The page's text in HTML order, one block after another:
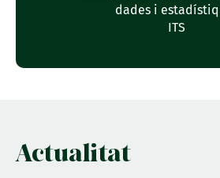
dades i
ITS
Actualitat